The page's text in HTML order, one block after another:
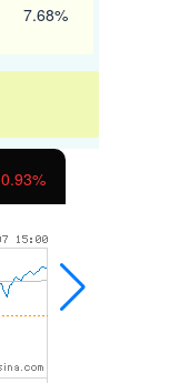
7.68%
1.01%